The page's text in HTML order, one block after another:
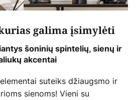
galima įsimylėti
šoninių spintelių, sienų ir
akcentai
suteiks džiaugsmo ir
sienoms! Vieni su